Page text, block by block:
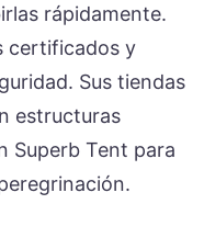
rápidamente.
certificados y
Sus tiendas
estructuras
Superb Tent para